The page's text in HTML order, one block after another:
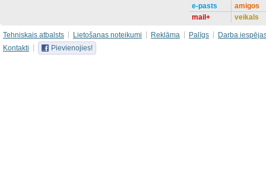
e-pasts
mail+
amigos
veikals
Tehniskais atbalsts Lietošanas noteikumi Reklāma Palīgs
Darba
Kontakti
Pievienojies!